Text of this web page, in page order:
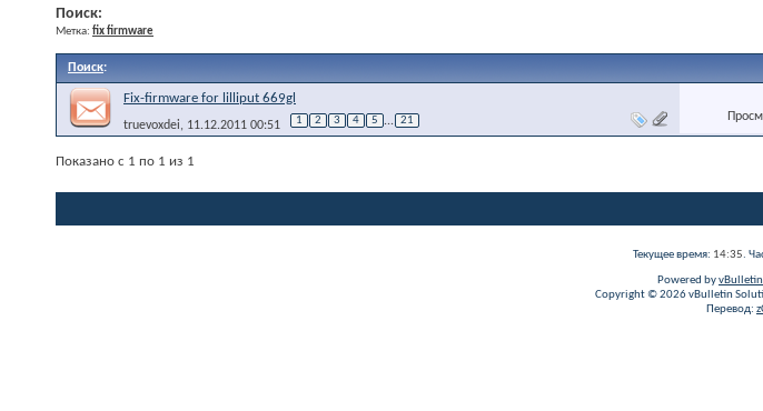
Поиск:
Метка: fix firmware
Поиск:
Fix-firmware for lilliput 669gl
truevoxdei, 11.12.2011 00:51 1 2 3 4 5 ... 21
Показано с 1 по 1 из 1
Текущее время: 14:35.
Powered by
Copyright © 2026 vBulletin
Перевод: